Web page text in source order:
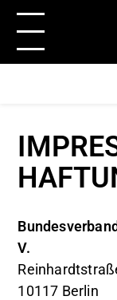
Inhalt
V.
10117 Berlin